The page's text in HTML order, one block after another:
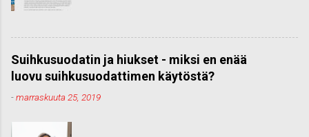
Suihkusuodatin ja hiukset - miksi en enää
luovu suihkusuodattimen käytöstä?
-marraskuuta 25, 2019